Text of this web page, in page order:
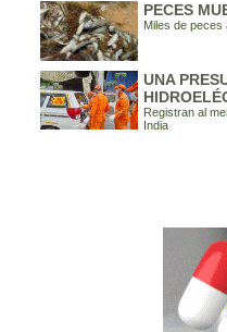
PECES
Miles de peces
UNA
Registran al
India